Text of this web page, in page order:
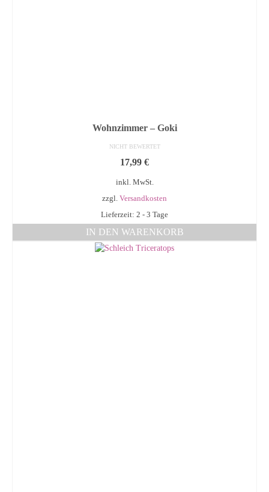
Wohnzimmer – Goki
NICHT BEWERTET
17,99 €
inkl. MwSt.
zzgl. Versandkosten
Lieferzeit: 2 - 3 Tage
IN DEN WARENKORB